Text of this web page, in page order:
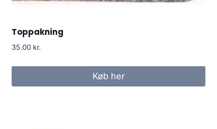
Toppakning
35.00 kr.
Køb her